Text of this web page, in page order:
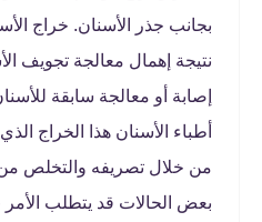
بجانب جذر الأسنان. خراج
نتيجة إهمال معالجة تجويف
إصابة أو معالجة سابقة
أطباء الأسنان هذا الخراج
من خلال تصريفه والتخلص
بعض الحالات قد يتطلب